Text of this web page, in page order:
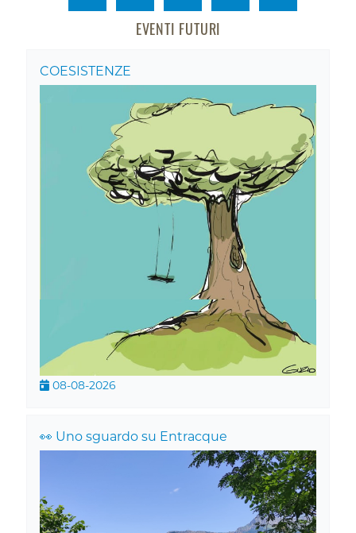
EVENTI FUTURI
COESISTENZE
08-08-2026
👀 Uno sguardo su Entracque